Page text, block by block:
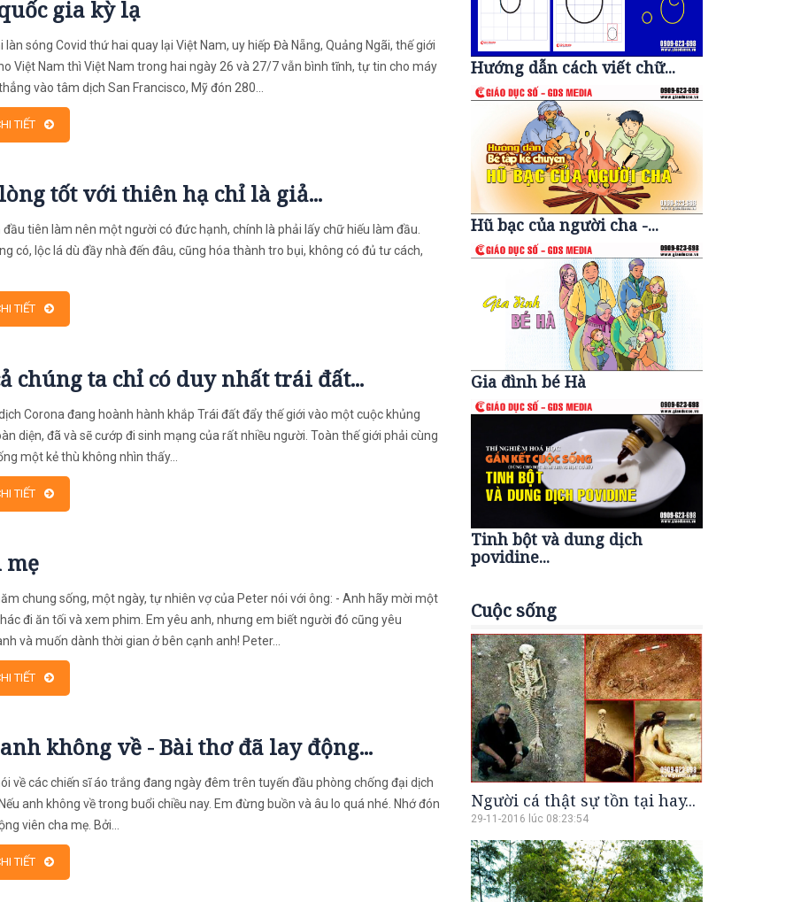
gia kỳ lạ
làn sóng Covid thứ hai quay lại Việt Nam, uy hiếp Đà Nẵng, Quảng Ngãi, thế giới
Việt Nam thì Việt Nam trong hai ngày 26 và 27/7 vẫn bình tĩnh, tự tin cho máy
vào tâm dịch San Francisco, Mỹ đón 280...
TIẾT
tốt với thiên hạ chỉ là giả...
đầu tiên làm nên một người có đức hạnh, chính là phải lấy chữ hiếu làm đầu.
có, lộc lá dù đầy nhà đến đâu, cũng hóa thành tro bụi, không có đủ tư cách,
TIẾT
chúng ta chỉ có duy nhất trái đất...
Corona đang hoành hành khắp Trái đất đẩy thế giới vào một cuộc khủng
diện, đã và sẽ cướp đi sinh mạng của rất nhiều người. Toàn thế giới phải cùng
một kẻ thù không nhìn thấy...
TIẾT
chung sống, một ngày, tự nhiên vợ của Peter nói với ông: - Anh hãy mời một
đi ăn tối và xem phim. Em yêu anh, nhưng em biết người đó cũng yêu
và muốn dành thời gian ở bên cạnh anh! Peter...
TIẾT
không về - Bài thơ đã lay động...
về các chiến sĩ áo trắng đang ngày đêm trên tuyến đầu phòng chống đại dịch
anh không về trong buổi chiều nay. Em đừng buồn và âu lo quá nhé. Nhớ đón
viên cha mẹ. Bởi...
TIẾT
Hướng dẫn cách viết chữ...
Hũ bạc của người cha -...
Gia đình bé Hà
Tinh bột và dung dịch
povidine...
Cuộc sống
Người cá thật sự tồn tại hay...
29-11-2016 lúc 08:23:54